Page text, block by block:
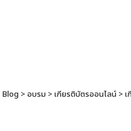
Blog > อบรม > เกียรติบัตรออนไลน์ >